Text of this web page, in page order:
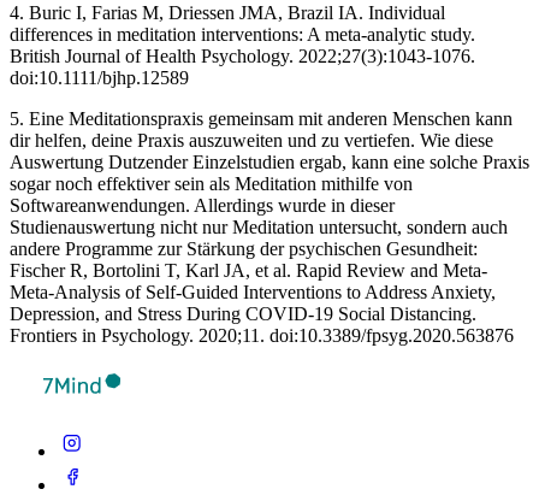
4. Buric I, Farias M, Driessen JMA, Brazil IA. Individual
differences in meditation interventions: A meta‐analytic study.
British Journal of Health Psychology. 2022;27(3):1043-1076.
doi:10.1111/bjhp.12589
5. Eine Meditationspraxis gemeinsam mit anderen Menschen kann
dir helfen, deine Praxis auszuweiten und zu vertiefen. Wie diese
Auswertung Dutzender Einzelstudien ergab, kann eine solche Praxis
sogar noch effektiver sein als Meditation mithilfe von
Softwareanwendungen. Allerdings wurde in dieser
Studienauswertung nicht nur Meditation untersucht, sondern auch
andere Programme zur Stärkung der psychischen Gesundheit:
Fischer R, Bortolini T, Karl JA, et al. Rapid Review and Meta-
Meta-Analysis of Self-Guided Interventions to Address Anxiety,
Depression, and Stress During COVID-19 Social Distancing.
Frontiers in Psychology. 2020;11. doi:10.3389/fpsyg.2020.563876